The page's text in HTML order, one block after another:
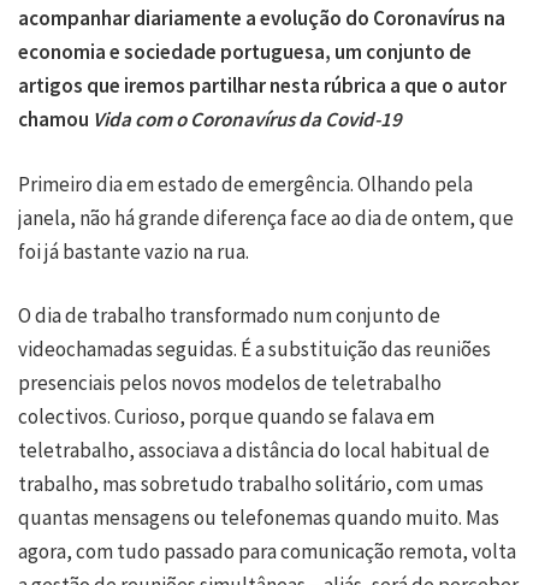
acompanhar diariamente a evolução do Coronavírus na
economia e sociedade portuguesa, um conjunto de
artigos que iremos partilhar nesta rúbrica a que o autor
chamou Vida com o Coronavírus da Covid-19
Primeiro dia em estado de emergência. Olhando pela
janela, não há grande diferença face ao dia de ontem, que
foi já bastante vazio na rua.
O dia de trabalho transformado num conjunto de
videochamadas seguidas. É a substituição das reuniões
presenciais pelos novos modelos de teletrabalho
colectivos. Curioso, porque quando se falava em
teletrabalho, associava a distância do local habitual de
trabalho, mas sobretudo trabalho solitário, com umas
quantas mensagens ou telefonemas quando muito. Mas
agora, com tudo passado para comunicação remota, volta